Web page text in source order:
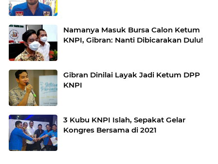
Namanya Masuk Bursa Calon Ketum
KNPI, Gibran: Nanti Dibicarakan Dulu!
Gibran Dinilai Layak Jadi Ketum DPP
KNPI
3 Kubu KNPI Islah, Sepakat Gelar
Kongres Bersama di 2021